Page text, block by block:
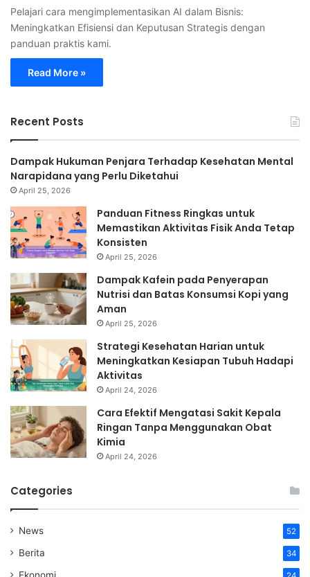
Pelajari cara mengimplementasikan AI dalam Bisnis:
Meningkatkan Efisiensi dan Keputusan Strategis dengan
panduan praktis kami.
Read More »
Recent Posts
Dampak Hukuman Penjara Terhadap Kesehatan Mental
Narapidana yang Perlu Diketahui
April 25, 2026
Panduan Fitness Ringkas untuk
Memastikan Aktivitas Fisik Anda Tetap
Konsisten
April 25, 2026
Dampak Kafein pada Penyerapan
Nutrisi dan Batas Konsumsi Kopi yang
Aman
April 25, 2026
Strategi Kesehatan Harian untuk
Meningkatkan Kesiapan Tubuh Hadapi
Aktivitas
April 24, 2026
Cara Efektif Mengatasi Sakit Kepala
Ringan Tanpa Menggunakan Obat
Kimia
April 24, 2026
Categories
News 52
Berita 34